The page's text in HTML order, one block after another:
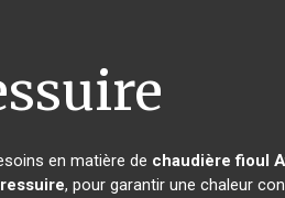
en matière de chaudière fioul
, pour garantir une chaleur